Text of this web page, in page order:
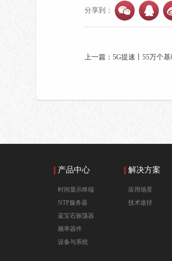
分享到：
上一篇：5G提速丨55万个
产品中心
时间显示终端
NTP服务器
蓝宝石振荡器
频率器件
设备与系统
解决方案
应用场景
技术途径